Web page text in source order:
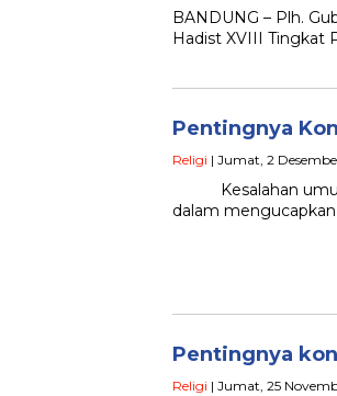
BANDUNG – Plh.
Hadist XVIII Tingkat
Pentingnya
Religi | Jumat, 2
Kesalahan umum
dalam
Pentingnya
Religi | Jumat, 25